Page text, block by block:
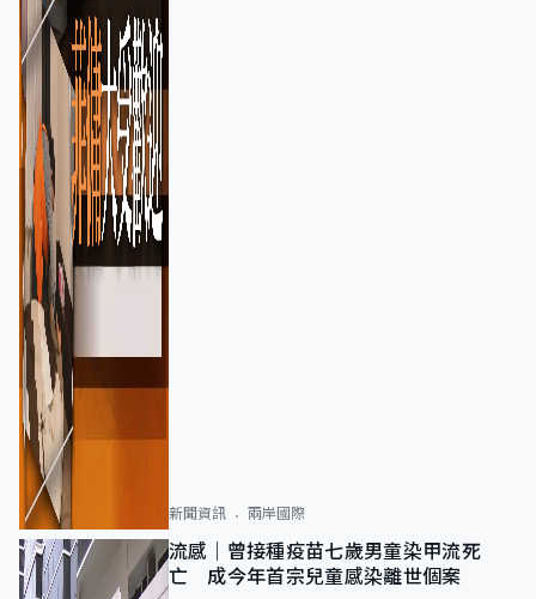
新聞資訊 兩岸國際
流感｜曾接種疫苗七歲男童染甲流死
亡 成今年首宗兒童感染離世個案